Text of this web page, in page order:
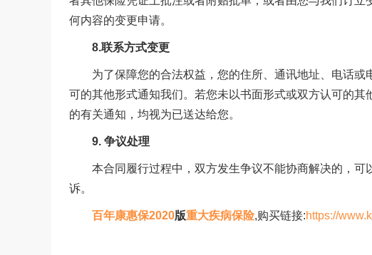
何内容的变更申请。
8.联系方式变更
为了保障您的合法权益，您的住所、通讯地址、电话或
可的其他形式通知我们。若您未以书面形式或双方认可的
的有关通知，均视为已送达给您。
9. 争议处理
本合同履行过程中，双方发生争议不能协商解决的，可
诉。
百年康惠保2020版重大疾病保险,购买链接:https://